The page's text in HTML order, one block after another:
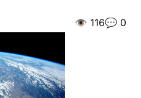
👁️ 116💬 0